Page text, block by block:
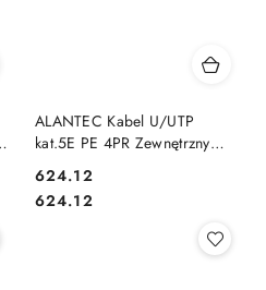
ALANTEC Kabel U/UTP
kat.5E PE 4PR Zewnętrzny
Cena:
624.12
Cena:
624.12